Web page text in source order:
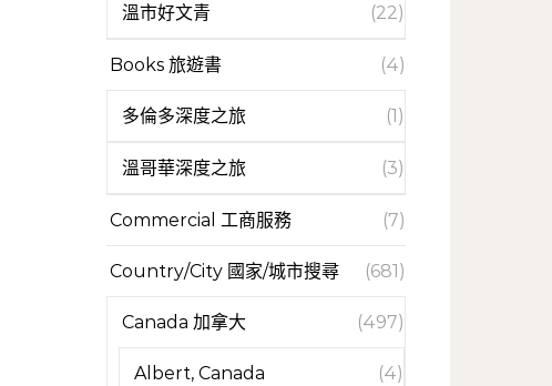
溫市好文青 (22)
Books 旅遊書 (4)
多倫多深度之旅 (1)
溫哥華深度之旅 (3)
Commercial 工商服務 (7)
Country/City 國家/城市搜尋 (681)
Canada 加拿大 (497)
Albert, Canada (4)